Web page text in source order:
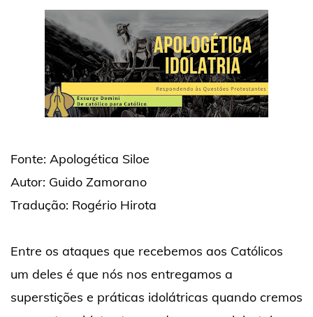
Fonte: Apologética Siloe
Autor: Guido Zamorano
Tradução: Rogério Hirota
Entre os ataques que recebemos aos Católicos
um deles é que nós nos entregamos a
superstições e práticas idolátricas quando cremos